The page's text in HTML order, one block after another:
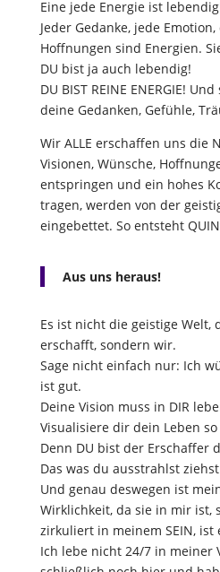
Eine jede Energie ist
Jeder Gedanke, jede
Hoffnungen sind Energien.
DU bist ja auch lebendig!
DU BIST REINE ENERGIE!
deine Gedanken, Gefühle,
Wir ALLE erschaffen uns die
Visionen, Wünsche,
entspringen und ein hohes
tragen, werden von der
eingebettet. So entsteht
Aus uns heraus!
Es ist nicht die geistige Welt,
erschafft, sondern wir.
Sage nicht einfach nur: Ich
ist gut.
Deine Vision muss in DIR
Visualisiere dir dein Leben
Denn DU bist der Erschaffer
Das was du ausstrahlst
Und genau deswegen ist
Wirklichkeit, da sie in mir ist,
zirkuliert in meinem SEIN, ist
Ich lebe nicht 24/7 in meiner